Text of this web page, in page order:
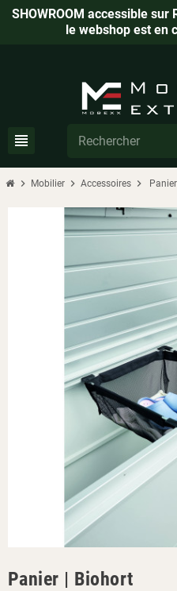
SHOWROOM accessible sur
le webshop est en
view_headline
chevron_right Mobilier chevron_right Accessoires chevron_right
Panier | Biohort